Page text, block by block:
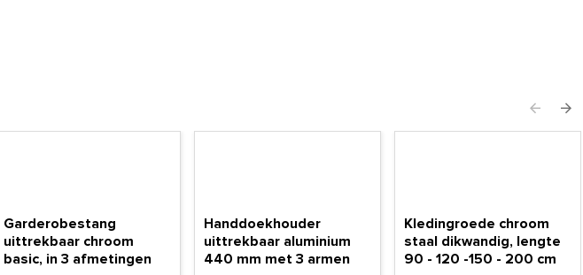
Garderobestang
uittrekbaar chroom
basic, in 3 afmetingen
Handdoekhouder
uittrekbaar aluminium
440 mm met 3 armen
Kledingroede chroom
staal dikwandig, lengte
90 - 120 -150 - 200 cm